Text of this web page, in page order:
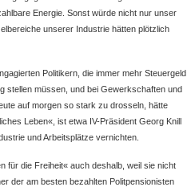
Energie. Sonst würde nicht nur unser
unserer Industrie hätten plötzlich
Politikern, die immer mehr Steuergeld
stellen müssen, und bei Gewerkschaften und
auf morgen so stark zu drosseln, hätte
Leben«, ist etwa IV-Präsident Georg Knill
und Arbeitsplätze vernichten.
für die Freiheit« auch deshalb, weil sie nicht
der am besten bezahlten Politpensionisten